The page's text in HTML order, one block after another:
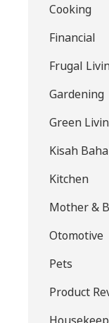
Cooking
Financial
Frugal
Gardening
Green
Kisah
Kitchen
Mother &
Otomotive
Pets
Product